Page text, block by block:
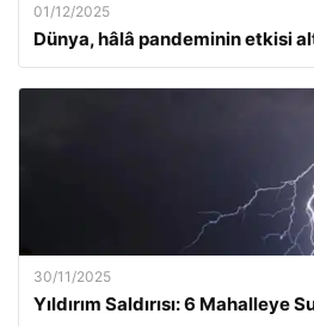
01/12/2025
Dünya, hâlâ pandeminin etkisi
30/11/2025
Yıldırım Saldırısı: 6 Mahalleye